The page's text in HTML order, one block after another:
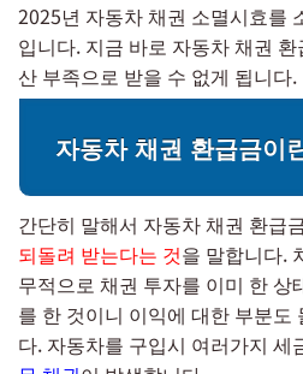
2025년 자동차 채권 소멸시효를
입니다. 지금 바로 자동차 채권
산 부족으로 받을 수 없게 됩니다.
자동차 채권 환급금이
간단히 말해서 자동차 채권 환급
되돌려 받는다는 것을 말합니다.
무적으로 채권 투자를 이미 한 상
를 한 것이니 이익에 대한 부분도
다. 자동차를 구입시 여러가지 세